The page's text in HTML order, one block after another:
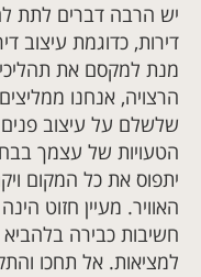
יש הרבה דברים לתת
דירות, כדוגמת עיצוב
מנת למקסם את
הרצויה, אנחנו
שלשלם על עיצוב
הטעויות של עצמך
יתפוס את כל המקום
האוויר. מעיין חזוט הינה
חשיבות כבירה
למציאות. אל תחכו